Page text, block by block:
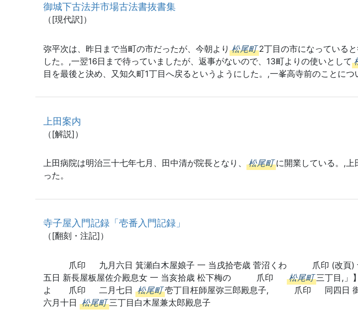
御城下古法并市場古法書抜書集
（[現代訳]）
弥平次は、昨日まで当町の市だったが、今朝より 松尾町 2丁目の市になっている
した。,一翌16日まで待っていましたが、返事がないので、13町よりの使いとして
目を最後と決め、又知久町1丁目へ戻るというようにした。,一峯高寺前のことに
上田案内
（[解説]）
上田病院は明治三十七年七月、田中清が院長となり、 松尾町 に開業している。,
った。
寺子屋入門記録「壱番入門記録」
（[翻刻・注記]）
爪印 九月六日 箕瀬白木屋娘子 一 当戌拾壱歳 菅沼くわ 爪印 (改頁)
五日 新長屋板屋佐介殿息女 一 当亥拾歳 松下梅の 爪印 松尾町 三丁目,」
よ 爪印 二月七日 松尾町 壱丁目枉師屋弥三郎殿息子, 爪印 同
六月十日 松尾町 三丁目白木屋兼太郎殿息子